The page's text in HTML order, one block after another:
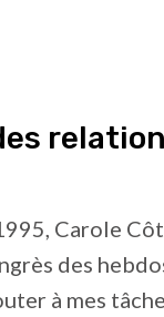
Carole
des
à mes